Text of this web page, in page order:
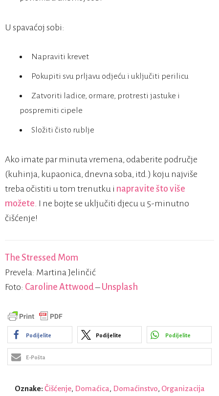
U spavaćoj sobi:
Napraviti krevet
Pokupiti svu prljavu odjeću i uključiti perilicu
Zatvoriti ladice, ormare, protresti jastuke i
pospremiti cipele
Složiti čisto rublje
Ako imate par minuta vremena, odaberite područje
(kuhinja, kupaonica, dnevna soba, itd.) koju najviše
treba očistiti u tom trenutku i napravite što više
možete. I ne bojte se uključiti djecu u 5-minutno
čišćenje!
The Stressed Mom
Prevela: Martina Jelinčić
Foto: Caroline Attwood– Unsplash
Podijelite Podijelite Podijelite
E-Pošta
Oznake: Čišćenje, Domaćica, Domaćinstvo, Organizacija